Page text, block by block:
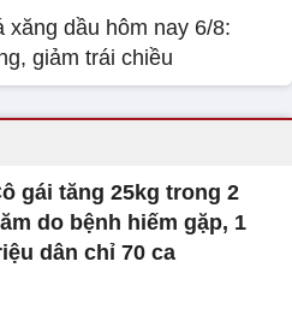
xăng dầu hôm nay 6/8:
giảm trái chiều
gái tăng 25kg trong 2
do bệnh hiếm gặp, 1
dân chỉ 70 ca